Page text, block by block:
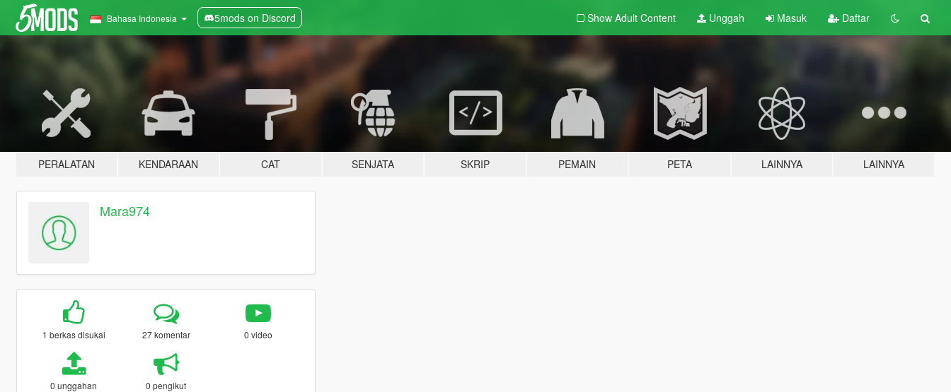
Bahasa Indonesia 5mods on Discord Show Adult Content Unggah Masuk Daftar
PERALATAN KENDARAAN CAT SENJATA SKRIP PEMAIN PETA LAINNYA LAINNYA
Mara974
1 berkas disukai 27 komentar 0 video
0 unggahan 0 pengikut